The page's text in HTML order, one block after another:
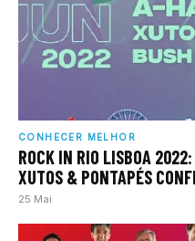
CONHECER MELHOR
ROCK IN RIO LISBOA
XUTOS & PONTAPÉS
25 Mai